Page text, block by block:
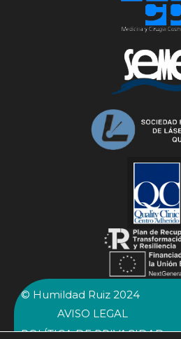
© Humildad Ruiz 2024
AVISO LEGAL
POLÍTICA DE PRIVACIDAD